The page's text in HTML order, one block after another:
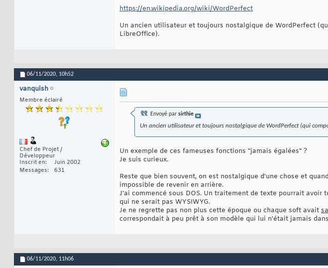
https://en.wikipedia.org/wiki/WordPerfect
Un ancien utilisateur et toujours nostalgique de WordPerfect
LibreOffice).
06/11/2020, 10h52
vanquish
Membre éclairé
Chef de Projet /
Développeur
Inscrit en
Juin 2002
Messages
631
Envoyé par sirthie
Un ancien utilisateur et toujours nostalgique de WordPerfect (qui
Un exemple de ces fameuses fonctions "jamais égalées" ?
Je suis curieux.
Reste que bien souvent, on est nostalgique d'une chose et
impossible de revenir en arrière.
J'ai commencé sous DOS. Un traitement de texte pourrait
qui ne serait pas WYSIWYG.
Je ne regrette pas non plus cette époque ou chaque soft avait sa
correspondait à peu prêt à son modèle qui lui n'était jamais
06/11/2020, 11h06